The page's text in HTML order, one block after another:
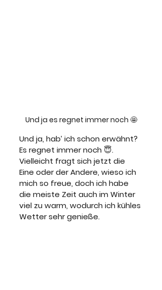
Und ja es regnet immer noch 🤩
Und ja, hab’ ich schon erwähnt?
Es regnet immer noch 😇.
Vielleicht fragt sich jetzt die
Eine oder der Andere, wieso ich
mich so freue, doch ich habe
die meiste Zeit auch im Winter
viel zu warm, wodurch ich kühles
Wetter sehr genieße.